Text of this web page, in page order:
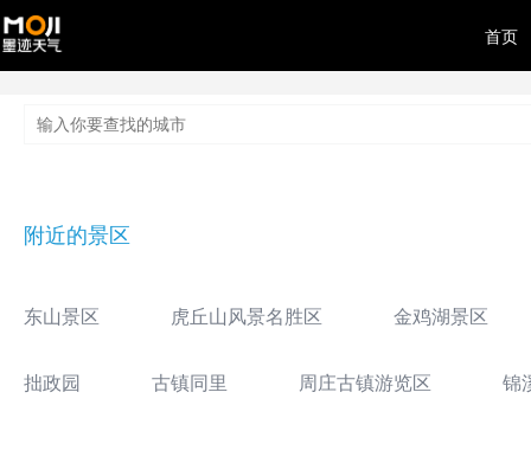
首页
附近的景区
东山景区 虎丘山风景名胜区 金鸡湖景区
拙政园 古镇同里 周庄古镇游览区 锦